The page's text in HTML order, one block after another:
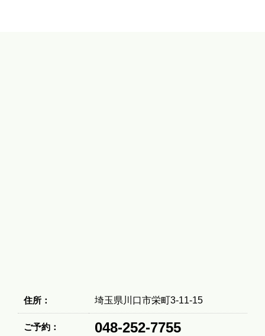
住所： 埼玉県川口市栄町3-11-15
ご予約： 048-252-7755